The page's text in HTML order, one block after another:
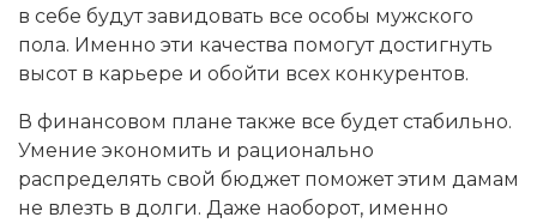
в себе будут завидовать все особы мужского
пола. Именно эти качества помогут достигнуть
высот в карьере и обойти всех конкурентов.
В финансовом плане также все будет стабильно.
Умение экономить и рационально
распределять свой бюджет поможет этим дамам
не влезть в долги. Даже наоборот, именно